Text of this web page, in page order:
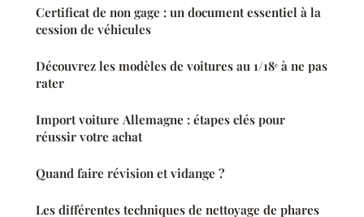
Certificat de non gage : un document essentiel à la
cession de véhicules
Découvrez les modèles de voitures au 1/18ᵉ à ne pas
rater
Import voiture Allemagne : étapes clés pour
réussir votre achat
Quand faire révision et vidange ?
Les différentes techniques de nettoyage de phares